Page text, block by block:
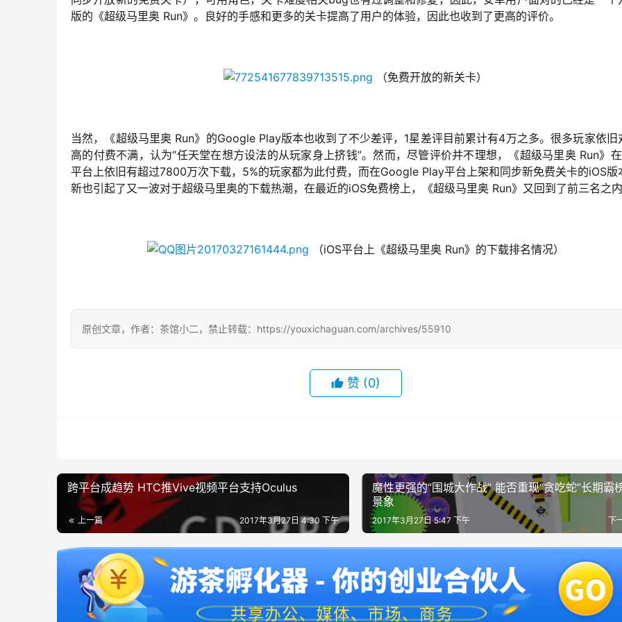
版的《超级马里奥 Run》。良好的手感和更多的关卡提高了用户的体验，因此也收到了更高的评价。
（免费开放的新关卡）
当然， 《超级马里奥 Run》 的Google Play版本也收到了不少差评，1星差评目前累计有4万之多。很多玩家依旧
高的付费不满，认为“任天堂在想方设法的从玩家身上挤钱”。然而，尽管评价并不理想，《超级马里奥 Run》
平台上依旧有超过7800万次下载，5%的玩家都为此付费，而在Google Play平台上架和同步新免费关卡的iOS版
新也引起了又一波对于超级马里奥的下载热潮，在最近的iOS免费榜上，《超级马里奥 Run》又回到了前三名之内
（iOS平台上《超级马里奥 Run》的下载排名情况）
原创文章，作者：茶馆小二，禁止转载：https://youxichaguan.com/archives/55910
赞 (0)
跨平台成趋势 HTC推Vive视频平台支持Oculus
上一篇 2017年3月27日 4:30 下午
魔性更强的“围城大作战” 能否重现“贪吃蛇”长期霸
景象
下
2017年3月27日 5:47 下午